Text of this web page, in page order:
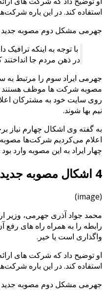
استفاده کند. در این باره
جهرمی مشکل دوم مصوبه جدید
با توجه به اینکه
در ذهن مردم جا انداختند که
جهرمی ایراد سوم را مرتبط به
نیم بها شوند.
به گفته وی اشکال چهارم نیاز
اعلام می‌کردیم شرکت‌ها مصوبه
چهار ایراد به این مصوبه وارد
4 اشکال مصوبه جدید اینترنت از زبان وزیر ارتباطات
(image)
محمد جواد آذری جهرمی، وزیر
رابطه را به همراه راه های
واگذاری است یا خیر.
او توضیح داد که شرکت های
استفاده کند. در این باره
جهرمی مشکل دوم مصوبه جدید